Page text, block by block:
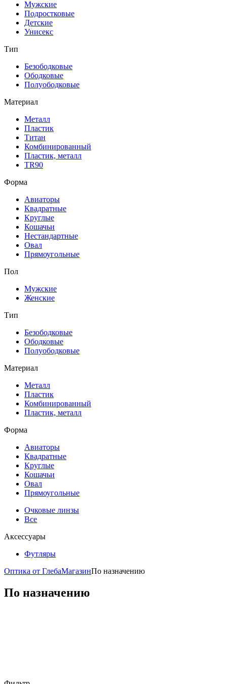
Мужские
Подростковые
Детские
Унисекс
Тип
Безободковые
Ободковые
Полуободковые
Материал
Металл
Пластик
Титан
Комбинированный
Пластик, металл
TR90
Форма
Авиаторы
Квадратные
Круглые
Кошачьи
Нестандартные
Овал
Прямоугольные
Пол
Мужские
Женские
Тип
Безободковые
Ободковые
Полуободковые
Материал
Металл
Пластик
Комбинированный
Пластик, металл
Форма
Авиаторы
Квадратные
Круглые
Кошачьи
Овал
Прямоугольные
Очковые линзы
Все
Аксессуары
Футляры
Оптика от ГлебаМагазинПо назначению
По назначению